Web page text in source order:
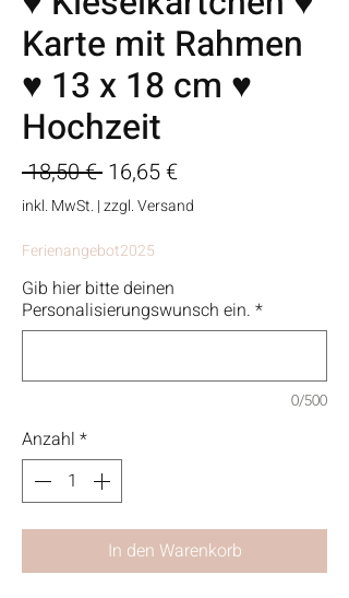
Karte mit Rahmen
♥ 13 x 18 cm ♥
Hochzeit
18,50 € Standardpreis
16,65 €Sale-
Preis
inkl. MwSt. |zzgl. Versand
Ferienangebot2025
Gib hier bitte deinen
Personalisierungswunsch ein. *
0/500
Anzahl *
In den Warenkorb